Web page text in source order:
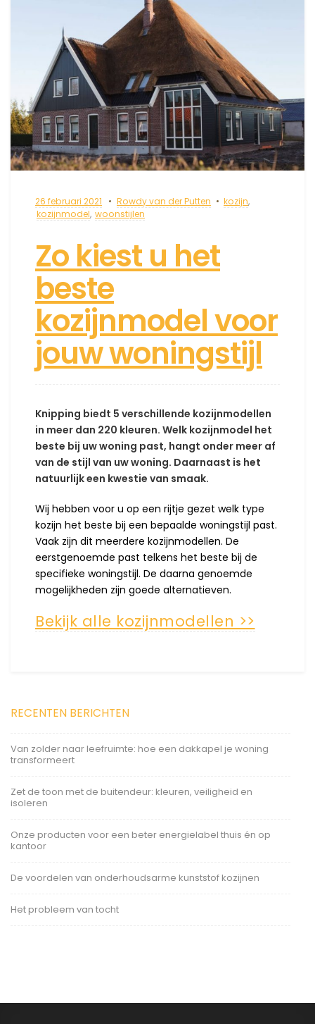
26 februari 2021 Rowdy van der Putten kozijn,
kozijnmodel, woonstijlen
Zo kiest u het
beste
kozijnmodel voor
jouw woningstijl
Knipping biedt 5 verschillende kozijnmodellen
in meer dan 220 kleuren. Welk kozijnmodel het
beste bij uw woning past, hangt onder meer af
van de stijl van uw woning. Daarnaast is het
natuurlijk een kwestie van smaak.
Wij hebben voor u op een rijtje gezet welk type
kozijn het beste bij een bepaalde woningstijl past.
Vaak zijn dit meerdere kozijnmodellen. De
eerstgenoemde past telkens het beste bij de
specifieke woningstijl. De daarna genoemde
mogelijkheden zijn goede alternatieven.
Bekijk alle kozijnmodellen >>
RECENTEN BERICHTEN
Van zolder naar leefruimte: hoe een dakkapel je woning
transformeert
Zet de toon met de buitendeur: kleuren, veiligheid en
isoleren
Onze producten voor een beter energielabel thuis én op
kantoor
De voordelen van onderhoudsarme kunststof kozijnen
Het probleem van tocht